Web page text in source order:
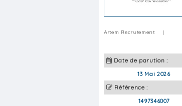
Artem Recrutement |
Date de parution :
13 Mai 2026
Référence :
1497346007